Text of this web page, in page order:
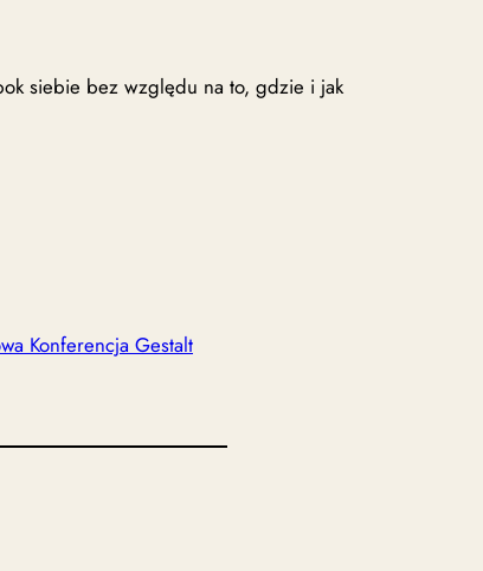
siebie bez względu na to, gdzie i jak
Konferencja Gestalt